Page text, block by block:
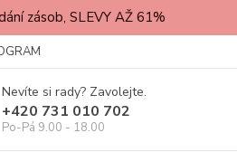
zásob, SLEVY AŽ 61%
Nevíte si rady? Zavolejte.
+420 731 010 702
Po-Pá 9.00 - 18.00